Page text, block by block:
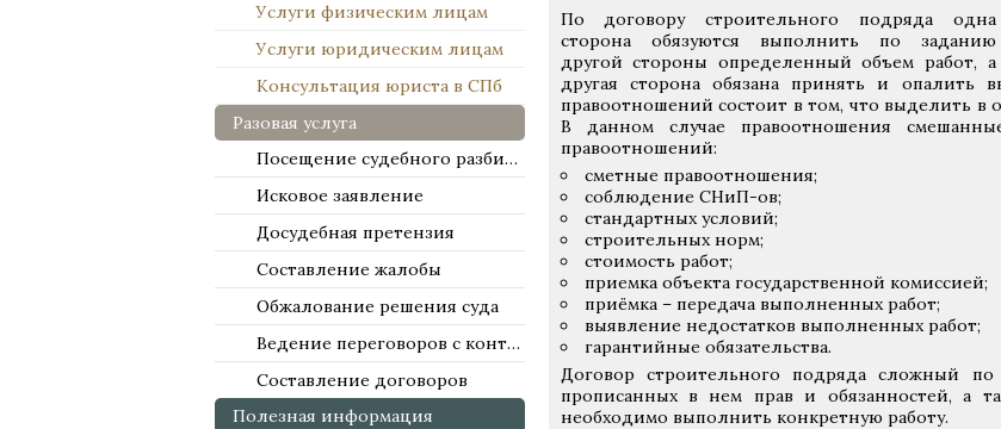
Услуги физическим лицам
Услуги юридическим лицам
Консультация юриста в СПб
Разовая услуга
Посещение судебного разбирательства
Исковое заявление
Досудебная претензия
Составление жалобы
Обжалование решения суда
Ведение переговоров с контрагентами
Составление договоров
Полезная информация
По договору строительного подряда одна
сторона обязуются выполнить по заданию
другой стороны определенный объем работ, а
другая сторона обязана принять и опалить
правоотношений состоит в том, что выделить
В данном случае правоотношения
правоотношений:
сметные правоотношения;
соблюдение СНиП-ов;
стандартных условий;
строительных норм;
стоимость работ;
приемка объекта государственной комиссией;
приёмка – передача выполненных работ;
выявление недостатков выполненных работ;
гарантийные обязательства.
Договор строительного подряда сложный
прописанных в нем прав и обязанностей, а
необходимо выполнить конкретную работу.